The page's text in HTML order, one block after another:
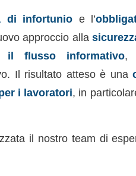
di infortunio e l’
approccio alla
il flusso informativo,
Il risultato atteso è una
i lavoratori, in
il nostro team di